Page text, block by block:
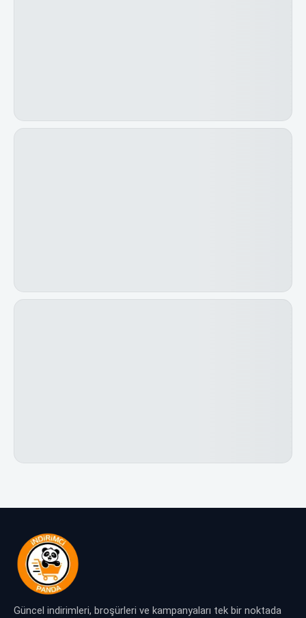
Güncel indirimleri, broşürleri ve kampanyaları tek bir noktada